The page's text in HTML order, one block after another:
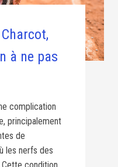
à ne pas
complication
principalement
de
les nerfs des